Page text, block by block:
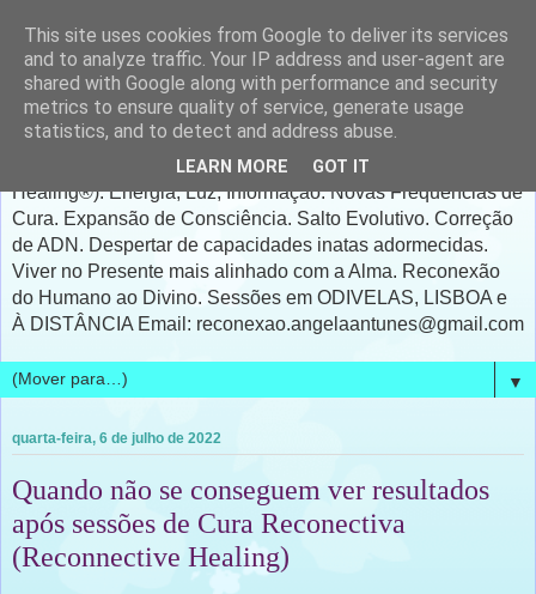
A Reconexão - Ângela
Antunes
A RECONEXÃO® & CURA RECONETIVA®(Reconnective
Healing®). Energia, Luz, Informação. Novas Frequências de
Cura. Expansão de Consciência. Salto Evolutivo. Correção
de ADN. Despertar de capacidades inatas adormecidas.
Viver no Presente mais alinhado com a Alma. Reconexão
do Humano ao Divino. Sessões em ODIVELAS, LISBOA e
À DISTÂNCIA Email: reconexao.angelaantunes@gmail.com
▼
quarta-feira, 6 de julho de 2022
Quando não se conseguem ver resultados
após sessões de Cura Reconectiva
(Reconnective Healing)
This site uses cookies from Google to deliver its services
and to analyze traffic. Your IP address and user-agent are
shared with Google along with performance and security
metrics to ensure quality of service, generate usage
statistics, and to detect and address abuse.
LEARN MORE GOT IT